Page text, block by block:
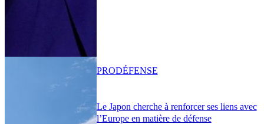
Le Japon cherche à renforcer ses liens avec
l’Europe en matière de défense
PRODÉFENSE